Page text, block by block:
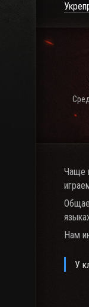
Чаще
Нам
У